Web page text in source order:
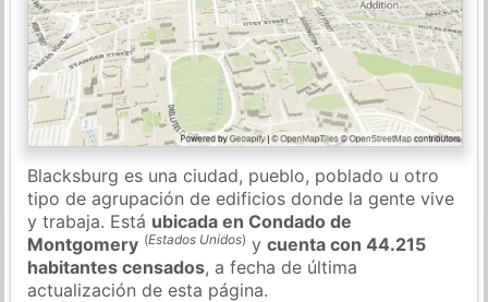
Blacksburg es una ciudad, pueblo, poblado u otro
tipo de agrupación de edificios donde la gente vive
y trabaja. Está ubicada en Condado de
Montgomery (Estados Unidos) ycuenta con 44.215
habitantes censados, a fecha de última
actualización de esta página.